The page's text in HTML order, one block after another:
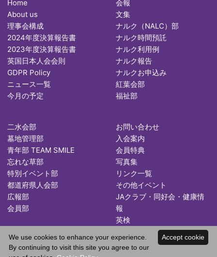
Home
About us
理事会構成
2024年度決算報告書
2023年度決算報告書
英国日本人会会則
GDPR Policy
ニュース一覧
今月の予定
会報
文集
ナルク（NALC）部
ナルク時間預託
ナルク利用例
ナルク報告
ナルクお申込み
紅葉会部
福祉部
二水会部
墓地管理部
青年部 TEAM SMILE
忘れな草部
特別イベント部
都道府県人会部
広報部
会員部
お問い合わせ
入会案内
会員特典
写真集
リンク一覧
その他イベント
JAクラブ・同好会・健康情
報
英検
Accept cookie
We use cookies to enhance your experience.
By continuing to visit this site you agree to our